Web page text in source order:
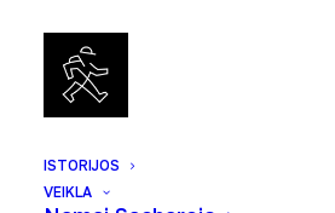
ISTORIJOS
VEIKLA